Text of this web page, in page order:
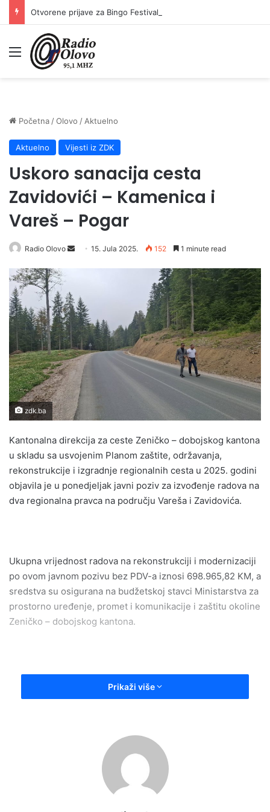
Meni
Početna /Olovo / Aktuelno
Aktuelno Vijesti iz ZDK
Uskoro sanacija cesta
Zavidovići – Kamenica i
Vareš – Pogar
Radio Olovo
a
n
e
m
a
i
l
15. Jula 2025. 152 1 minute read
zdk.ba
Kantonalna direkcija za ceste Zeničko – dobojskog kantona
u skladu sa usvojenim Planom zaštite, održavanja,
rekonstrukcije i izgradnje regionalnih cesta u 2025. godini
objavila je u ponedjeljak javni poziv za izvođenje radova na
dva regionalna pravca na području Vareša i Zavidovića.
Ukupna vrijednost radova na rekonstrukciji i modernizaciji
po ovom javnom pozivu bez PDV-a iznosi 698.965,82 KM, a
sredstva su osigurana na budžetskoj stavci Ministarstva za
prostorno uređenje, promet i komunikacije i zaštitu okoline
Zeničko – dobojskog kantona.
– U sanaciju kolovoza regionalne ceste R444 Vareš –
Pogar ove godine bit će utrošeno 442.555,56 KM plus
bez PDV-a. Ranije je objavljen poziv i za sanaciju mosta na
rijeci Gostović u istoimenom naselju na regionalnom
pravcu Zavidovići – Kamenica vrijedan 200.000 KM. Iz
redovnog održavanja isto tako ćemo značajna sredstva
Prikaži više